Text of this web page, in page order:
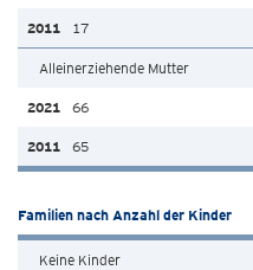
17
Alleinerziehende Mutter
66
65
Familien nach Anzahl der Kinder
Keine Kinder